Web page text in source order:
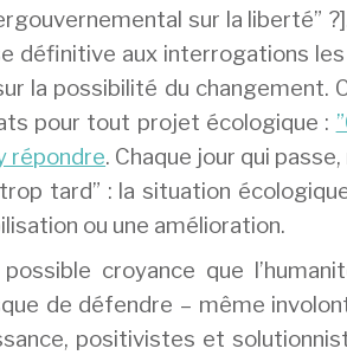
sur la liberté”
définitive aux interrogations
la possibilité du
pour tout projet écologique :
répondre. Chaque jour qui
tard” : la situation
ou une amélioration.
croyance que
de défendre – même
positivistes et